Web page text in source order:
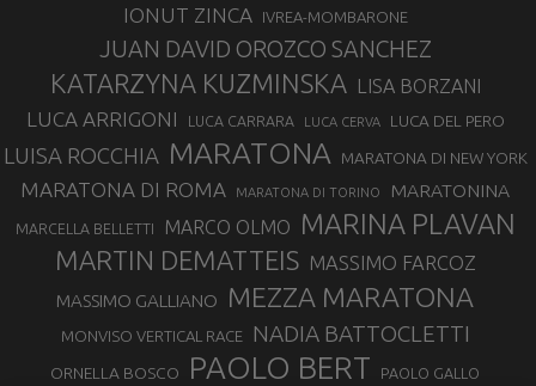
IONUT ZINCA IVREA-MOMBARONE
JUAN DAVID OROZCO SANCHEZ
KATARZYNA KUZMINSKA LISA BORZANI
LUCA ARRIGONI LUCA CARRARA LUCA CERVA LUCA DEL PERO
LUISA ROCCHIA MARATONA MARATONA DI NEW YORK
MARATONA DI ROMA MARATONA DI TORINO MARATONINA
MARCELLA BELLETTI MARCO OLMO MARINA PLAVAN
MARTIN DEMATTEIS MASSIMO FARCOZ
MASSIMO GALLIANO MEZZA MARATONA
MONVISO VERTICAL RACE NADIA BATTOCLETTI
ORNELLA BOSCO PAOLO BERT PAOLO GALLO